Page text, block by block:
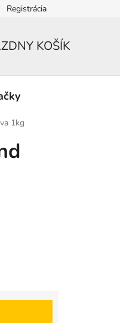
Registrácia
KOŠÍK
1kg